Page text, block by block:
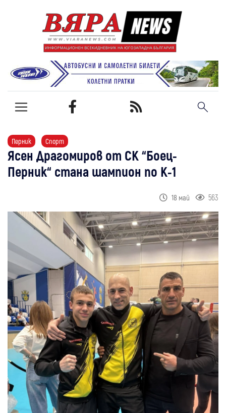
Перник Спорт
Ясен Драгомиров от СК “Боец-
Перник“ стана шампион по К-1
18 май 563